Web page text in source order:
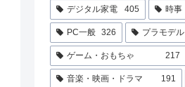
デジタル家電 405 時事
PC一般 326 プラモデル
ゲーム・おもちゃ 217
音楽・映画・ドラマ 191